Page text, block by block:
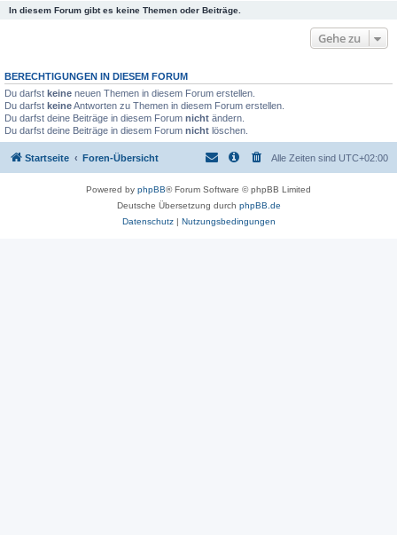
In diesem Forum gibt es keine Themen oder Beiträge.
Gehe zu
BERECHTIGUNGEN IN DIESEM FORUM
Du darfst keine neuen Themen in diesem Forum erstellen.
Du darfst keineAntworten zu Themen in diesem Forum erstellen.
Du darfst deine Beiträge in diesem Forum nicht ändern.
Du darfst deine Beiträge in diesem Forum nicht löschen.
Startseite Foren-Übersicht Alle Zeiten sind UTC+02:00
Powered by phpBB® Forum Software © phpBB Limited
Deutsche Übersetzung durch phpBB.de
Datenschutz| Nutzungsbedingungen